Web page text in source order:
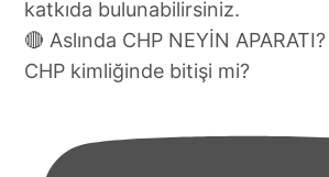
🔴 Aslında CHP NEYİN APARATI?
CHP kimliğinde bitişi mi?